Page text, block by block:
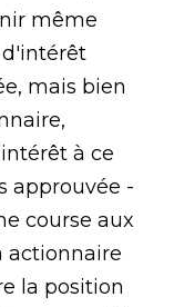
même
d'intérêt
mais bien
à ce
approuvée -
course aux
actionnaire
la position